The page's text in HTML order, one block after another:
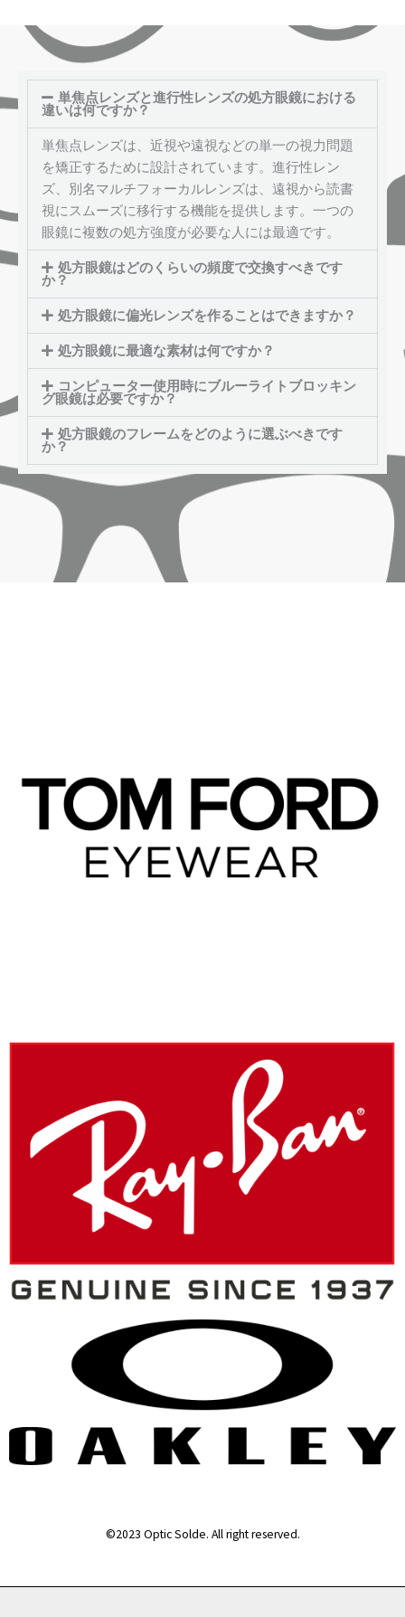
単焦点レンズと進行性レンズの処方眼鏡における
違いは何ですか？
単焦点レンズは、近視や遠視などの単一の視力問題
を矯正するために設計されています。進行性レン
ズ、別名マルチフォーカルレンズは、遠視から読書
視にスムーズに移行する機能を提供します。一つの
眼鏡に複数の処方強度が必要な人には最適です。
処方眼鏡はどのくらいの頻度で交換すべきです
か？
処方眼鏡に偏光レンズを作ることはできますか？
処方眼鏡に最適な素材は何ですか？
コンピューター使用時にブルーライトブロッキン
グ眼鏡は必要ですか？
処方眼鏡のフレームをどのように選ぶべきです
か？
©2023 Optic Solde. All right reserved.